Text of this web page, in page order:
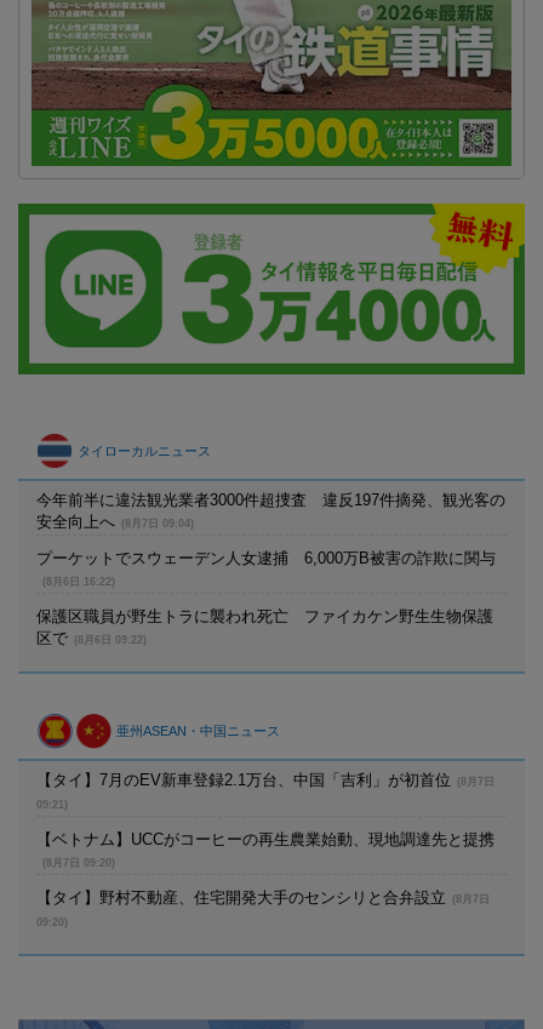
タイローカルニュース
今年前半に違法観光業者3000件超捜査 違反197件摘発、観光客の
安全向上へ
(8月7日 09:04)
プーケットでスウェーデン人女逮捕 6,000万B被害の詐欺に関与
(8月6日 16:22)
保護区職員が野生トラに襲われ死亡 ファイカケン野生生物保護
区で
(8月6日 09:22)
亜州ASEAN・中国ニュース
【タイ】7月のEV新車登録2.1万台、中国「吉利」が初首位
(8月7日
09:21)
【ベトナム】UCCがコーヒーの再生農業始動、現地調達先と提携
(8月7日 09:20)
【タイ】野村不動産、住宅開発大手のセンシリと合弁設立
(8月7日
09:20)